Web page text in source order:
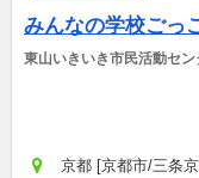
みんなの学校ごっ
東山いきいき市民活動セン
京都 [京都市/三条